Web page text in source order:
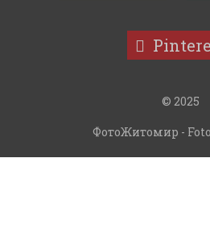
© 2025
ФотоЖитомир -